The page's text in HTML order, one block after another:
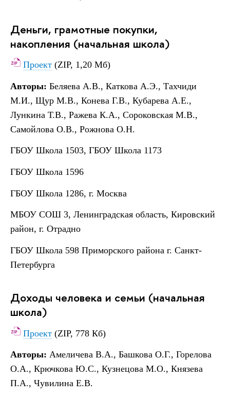
Деньги, грамотные покупки,
накопления (начальная школа)
Проект (ZIP, 1,20 Мб)
Авторы: Беляева А.В., Каткова А.Э., Тахчиди
М.И., Щур М.В., Конева Г.В., Кубарева А.Е.,
Лункина Т.В., Ражева К.А., Сороковская М.В.,
Самойлова О.В., Рожнова О.Н.
ГБОУ Школа 1503, ГБОУ Школа 1173
ГБОУ Школа 1596
ГБОУ Школа 1286, г. Москва
МБОУ СОШ 3, Ленинградская область, Кировский
район, г. Отрадно
ГБОУ Школа 598 Приморского района г. Санкт-
Петербурга
Доходы человека и семьи (начальная
школа)
Проект (ZIP, 778 Кб)
Авторы: Амеличева В.А., Башкова О.Г., Горелова
О.А., Крючкова Ю.С., Кузнецова М.О., Князева
П.А., Чувилина Е.В.